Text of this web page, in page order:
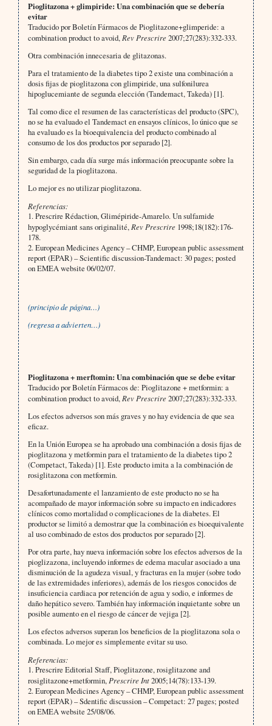
Pioglitazona + glimpiride: Una combinación que se debería
evitar
Traducido por Boletín Fármacos de Pioglitazone+glimperide: a
combination product to avoid, Rev Prescrire2007;27(283):332-333.
Otra combinación innecesaria de glitazonas.
Para el tratamiento de la diabetes tipo 2 existe una combinación a
dosis fijas de pioglitazona con glimpiride, una sulfonilurea
hipoglucemiante de segunda elección (Tandemact, Takeda) [1].
Tal como dice el resumen de las características del producto (SPC),
no se ha evaluado el Tandemact en ensayos clínicos, lo único que se
ha evaluado es la bioequivalencia del producto combinado al
consumo de los dos productos por separado [2].
Sin embargo, cada día surge más información preocupante sobre la
seguridad de la pioglitazona.
Lo mejor es no utilizar pioglitazona.
Referencias:
1. Prescrire Rédaction, Glimépiride-Amarelo. Un sulfamide
hypoglycémiant sans originalité, Rev Prescrire1998;18(182):176-
178.
2. European Medicines Agency – CHMP, European public assessment
report (EPAR) – Scientific discussion-Tandemact: 30 pages; posted
on EMEA website 06/02/07.
(principio de página…)
(regresa a advierten…)
Pioglitazona + merftomin: Una combinación que se debe evitar
Traducido por Boletín Fármacos de: Pioglitazone + metformin: a
combination product to avoid, Rev Prescrire2007;27(283):332-333.
Los efectos adversos son más graves y no hay evidencia de que sea
eficaz.
En la Unión Europea se ha aprobado una combinación a dosis fijas de
pioglitazona y metformin para el tratamiento de la diabetes tipo 2
(Competact, Takeda) [1]. Este producto imita a la combinación de
rosiglitazona con metformin.
Desafortunadamente el lanzamiento de este producto no se ha
acompañado de mayor información sobre su impacto en indicadores
clínicos como mortalidad o complicaciones de la diabetes. El
productor se limitó a demostrar que la combinación es bioequivalente
al uso combinado de estos dos productos por separado [2].
Por otra parte, hay nueva información sobre los efectos adversos de la
pioglizazona, incluyendo informes de edema macular asociado a una
disminución de la agudeza visual, y fracturas en la mujer (sobre todo
de las extremidades inferiores), además de los riesgos conocidos de
insuficiencia cardiaca por retención de agua y sodio, e informes de
daño hepático severo. También hay información inquietante sobre un
posible aumento en el riesgo de cáncer de vejiga [2].
Los efectos adversos superan los beneficios de la pioglitazona sola o
combinada. Lo mejor es simplemente evitar su uso.
Referencias:
1. Prescrire Editorial Staff, Pioglitazone, rosiglitazone and
rosiglitazone+metformin, Prescrire Int2005;14(78):133-139.
2. European Medicines Agency – CHMP, European public assessment
report (EPAR) – Sdentific discussion – Competact: 27 pages; posted
on EMEA website 25/08/06.